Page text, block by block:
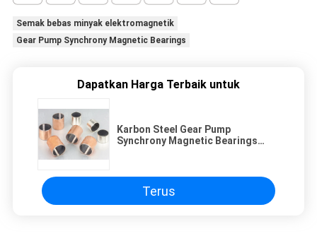
Semak bebas minyak elektromagnetik
Gear Pump Synchrony Magnetic Bearings
Dapatkan Harga Terbaik untuk
Karbon Steel Gear Pump
Synchrony Magnetic Bearings
Terus